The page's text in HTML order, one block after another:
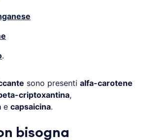
.
sono presenti alfa-carotene
criptoxantina,
e capsaicina.
bisogna